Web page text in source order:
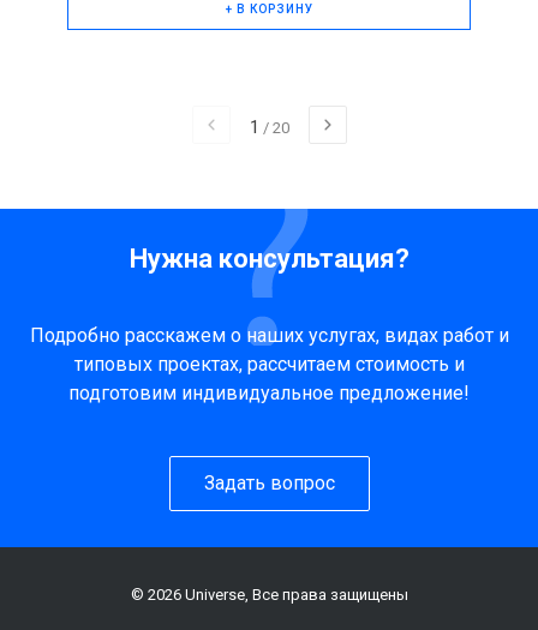
+ В КОРЗИНУ
1 / 20
Нужна консультация?
Подробно расскажем о наших услугах, видах работ и
типовых проектах, рассчитаем стоимость и
подготовим индивидуальное предложение!
Задать вопрос
© 2026 Universe, Все права защищены